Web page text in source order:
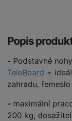
Popis
- Podstavné
TeleBoard =
zahradu,
- maximální
200 kg,